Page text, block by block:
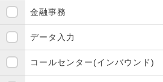
金融事務
データ入力
コールセンター(インバウンド)